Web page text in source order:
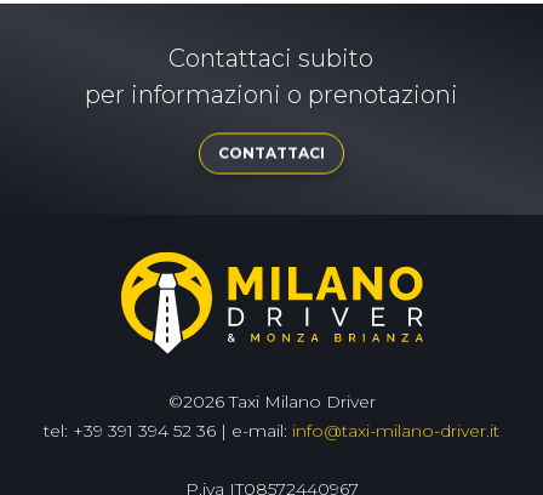
Contattaci subito
per informazioni o prenotazioni
CONTATTACI
©2026 Taxi Milano Driver
tel: +39 391 394 52 36 | e-mail: info@taxi-milano-driver.it
P.iva IT08572440967